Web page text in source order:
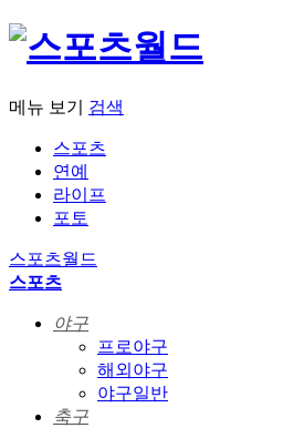
메뉴 보기 검색
스포츠
연예
라이프
포토
스포츠월드
스포츠
야구
프로야구
해외야구
야구일반
축구